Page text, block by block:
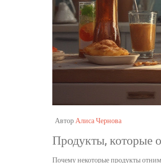
АвторАлиса Чернова
Продукты, которые
Почему некоторые продукты